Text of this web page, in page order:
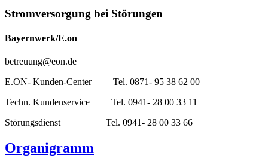
Stromversorgung bei Störungen
Bayernwerk/E.on
betreuung@eon.de
E.ON- Kunden-Center Tel. 0871- 95 38 62 00
Techn. Kundenservice Tel. 0941- 28 00 33 11
Störungsdienst Tel. 0941- 28 00 33 66
Organigramm